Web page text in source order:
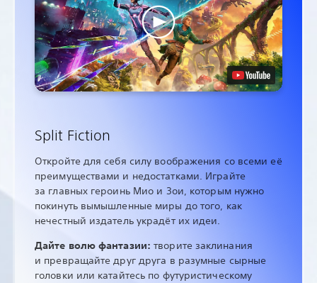
Split Fiction
Откройте для себя силу воображения со всеми её
преимуществами и недостатками. Играйте
за главных героинь Мио и Зои, которым нужно
покинуть вымышленные миры до того, как
нечестный издатель украдёт их идеи.
Дайте волю фантазии: творите заклинания
и превращайте друг друга в разумные сырные
головки или катайтесь по футуристическому